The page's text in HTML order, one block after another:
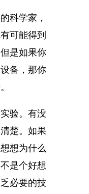
科学家，
可能得到
是如果你
备，那你
验。有没
楚。如果
想为什么
是个好想
必要的技